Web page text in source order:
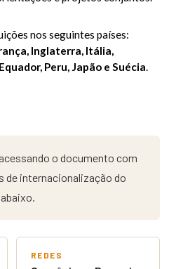
nos seguintes países:
Inglaterra, Itália,
Peru, Japão e Suécia.
o documento com
de internacionalização do
REDES